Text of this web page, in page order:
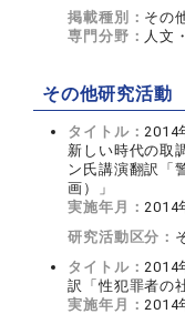
掲載種別： その
専門分野： 人文
その他研究活動
タイトル：2014
新しい時代の取
ン氏講演翻訳「
画）」
実施年月：2014
研究活動区分：
タイトル：2014
訳「性犯罪者の
実施年月：2014